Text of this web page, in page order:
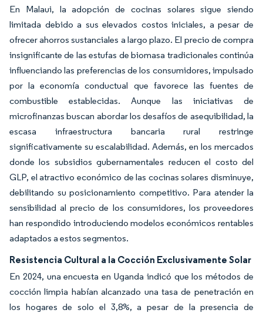
En Malaui, la adopción de cocinas solares sigue siendo
limitada debido a sus elevados costos iniciales, a pesar de
ofrecer ahorros sustanciales a largo plazo. El precio de compra
insignificante de las estufas de biomasa tradicionales continúa
influenciando las preferencias de los consumidores, impulsado
por la economía conductual que favorece las fuentes de
combustible establecidas. Aunque las iniciativas de
microfinanzas buscan abordar los desafíos de asequibilidad, la
escasa infraestructura bancaria rural restringe
significativamente su escalabilidad. Además, en los mercados
donde los subsidios gubernamentales reducen el costo del
GLP, el atractivo económico de las cocinas solares disminuye,
debilitando su posicionamiento competitivo. Para atender la
sensibilidad al precio de los consumidores, los proveedores
han respondido introduciendo modelos económicos rentables
adaptados a estos segmentos.
Resistencia Cultural a la Cocción Exclusivamente Solar
En 2024, una encuesta en Uganda indicó que los métodos de
cocción limpia habían alcanzado una tasa de penetración en
los hogares de solo el 3,8%, a pesar de la presencia de